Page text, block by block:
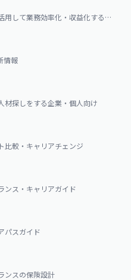
職種別にChatGPT・生成AIを活用して業務効率化・収益化するノウハウ
情報
材探しをする企業・個人向け
比較・キャリアチェンジ
ンス・キャリアガイド
パスガイド
ンスの保険設計